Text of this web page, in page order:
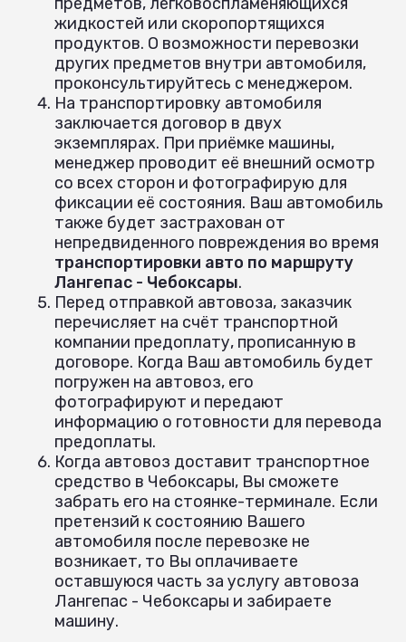
жидкостей или скоропортящихся
продуктов. О возможности перевозки
других предметов внутри автомобиля,
проконсультируйтесь с менеджером.
На транспортировку автомобиля
заключается договор в двух
экземплярах. При приёмке машины,
менеджер проводит её внешний осмотр
со всех сторон и фотографирую для
фиксации её состояния. Ваш автомобиль
также будет застрахован от
непредвиденного повреждения во время
транспортировки авто по маршруту
Лангепас - Чебоксары.
Перед отправкой автовоза, заказчик
перечисляет на счёт транспортной
компании предоплату, прописанную в
договоре. Когда Ваш автомобиль будет
погружен на автовоз, его
фотографируют и передают
информацию о готовности для перевода
предоплаты.
Когда автовоз доставит транспортное
средство в Чебоксары, Вы сможете
забрать его на стоянке-терминале. Если
претензий к состоянию Вашего
автомобиля после перевозке не
возникает, то Вы оплачиваете
оставшуюся часть за услугу автовоза
Лангепас - Чебоксары и забираете
машину.